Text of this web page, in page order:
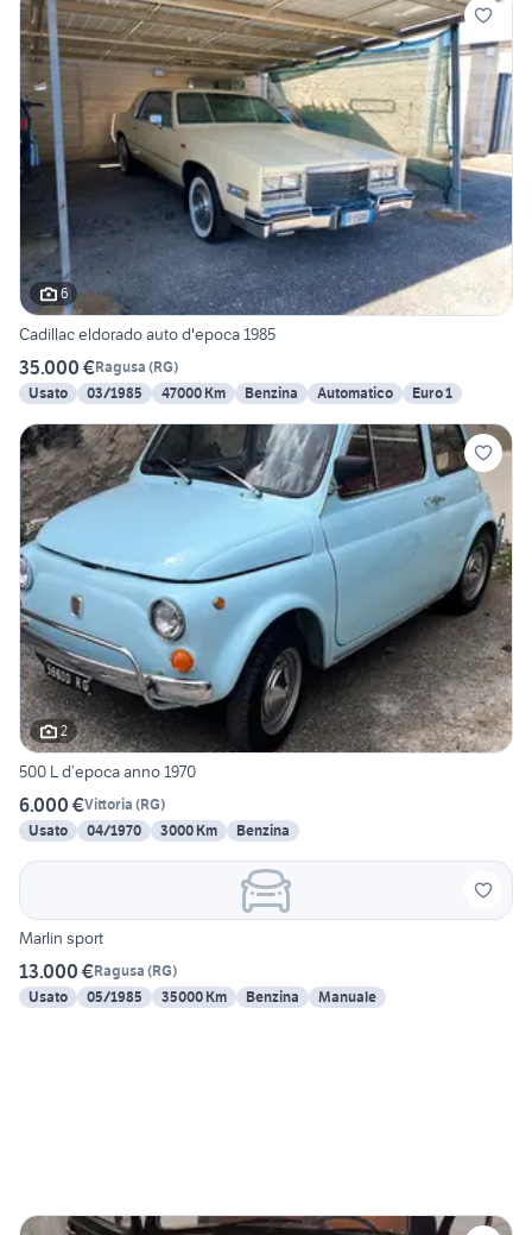
6
Cadillac eldorado auto d'epoca 1985
35.000 €Ragusa (RG)
Usato
03/1985 47000 Km Benzina Automatico Euro 1
2
500 L d’epoca anno 1970
6.000 €Vittoria (RG)
Usato
04/1970 3000 Km Benzina
Marlin sport
13.000 €Ragusa (RG)
Usato
05/1985 35000 Km Benzina Manuale